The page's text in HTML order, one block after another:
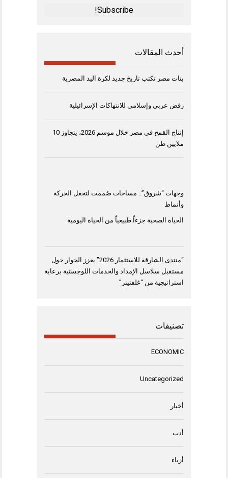
أحدث المقالات
بنات مصر تكتب تاريخ جديد لكرة اليد المصرية
رفض عربي وإسلامي للانتهاكات الإسرائيلية
إنتاج القمح في مصر خلال موسم 2026، يتجاوز 10
ملايين طن
وجهات “شروق”.. مساحات صُممت لتجعل الحركة
وأنماط
الحياة الصحية جزءاً طبيعياً من الحياة اليومية
“منتدى الشارقة للاستثمار 2026” يعزز الحوار حول
مستقبل سلاسل الإمداد والخدمات اللوجستية برعاية
استراتيجية من “غلفتينر”
تصنيفات
ECONOMIC
Uncategorized
أخبار
أدب
أزياء